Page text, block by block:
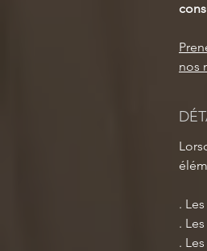
nos
.
.
.